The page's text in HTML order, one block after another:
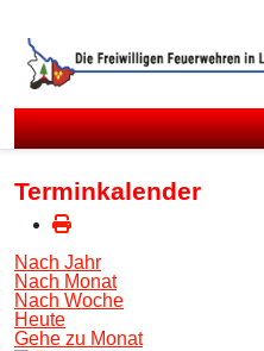
Terminkalender
Nach Jahr
Nach Monat
Nach Woche
Heute
Gehe zu Monat